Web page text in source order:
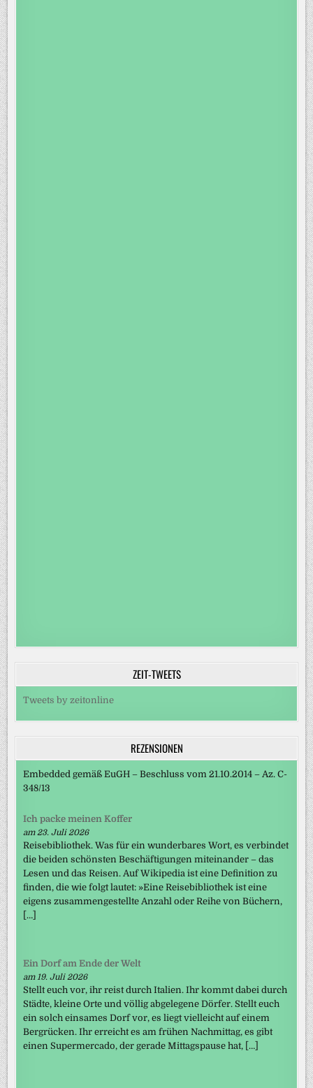
ZEIT-TWEETS
Tweets by zeitonline
REZENSIONEN
Embedded gemäß EuGH – Beschluss vom 21.10.2014 – Az. C-
348/13
Ich packe meinen Koffer
am 23. Juli 2026
Reisebibliothek. Was für ein wunderbares Wort, es verbindet
die beiden schönsten Beschäftigungen miteinander – das
Lesen und das Reisen. Auf Wikipedia ist eine Definition zu
finden, die wie folgt lautet: »Eine Reisebibliothek ist eine
eigens zusammengestellte Anzahl oder Reihe von Büchern,
[…]
Ein Dorf am Ende der Welt
am 19. Juli 2026
Stellt euch vor, ihr reist durch Italien. Ihr kommt dabei durch
Städte, kleine Orte und völlig abgelegene Dörfer. Stellt euch
ein solch einsames Dorf vor, es liegt vielleicht auf einem
Bergrücken. Ihr erreicht es am frühen Nachmittag, es gibt
einen Supermercado, der gerade Mittagspause hat, […]